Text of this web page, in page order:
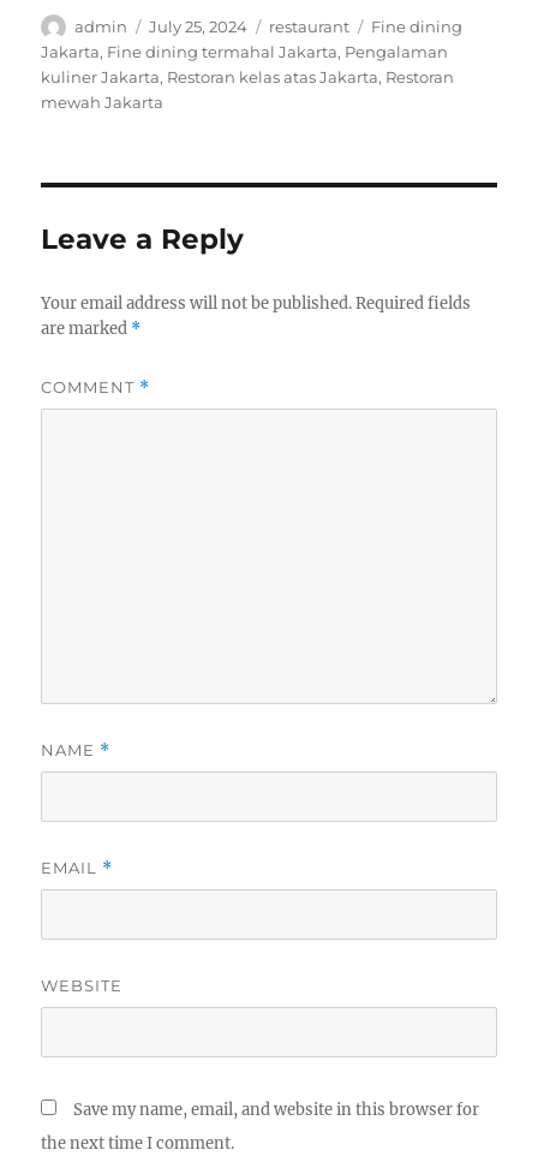
Author
admin
Posted
on
July 25, 2024 Categories
restaurant Tags
Fine dining
Jakarta, Fine dining termahal Jakarta, Pengalaman
kuliner Jakarta, Restoran kelas atas Jakarta, Restoran
mewah Jakarta
Leave a Reply
Your email address will not be published. Required fields
are marked *
COMMENT *
NAME *
EMAIL *
WEBSITE
Save my name, email, and website in this browser for
the next time I comment.